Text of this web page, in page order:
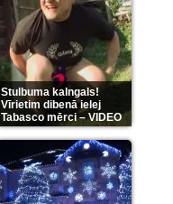
Stulbuma kalngals!
Vīrietim dibenā ielej
Tabasco mērci – VIDEO
(7)